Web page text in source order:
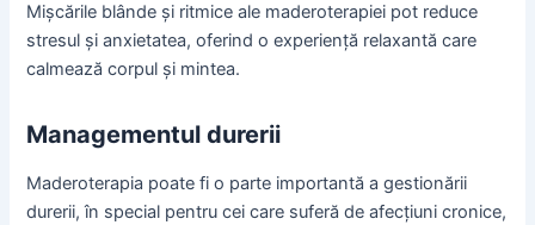
Mișcările blânde și ritmice ale maderoterapiei pot reduce
stresul și anxietatea, oferind o experiență relaxantă care
calmează corpul și mintea.
Managementul durerii
Maderoterapia poate fi o parte importantă a gestionării
durerii, în special pentru cei care suferă de afecțiuni cronice,